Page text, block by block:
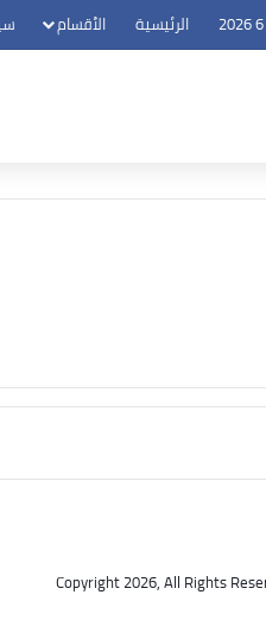
الرئيسية الأقسام